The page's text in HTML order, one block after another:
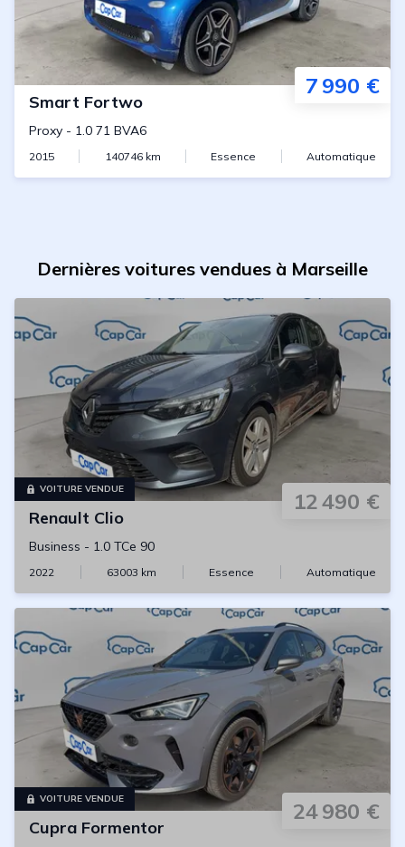
7 990 €
Smart Fortwo
Proxy - 1.0 71 BVA6
2015 140746km Essence Automatique
Dernières voitures vendues à Marseille
VOITURE VENDUE 12 490 €
Renault Clio
Business - 1.0 TCe 90
2022 63003 km Essence Automatique
VOITURE VENDUE 24 980 €
Cupra Formentor